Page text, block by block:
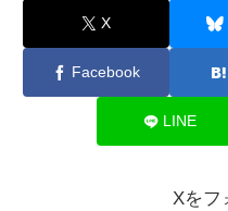
X
Facebook
LINE
Xをフ